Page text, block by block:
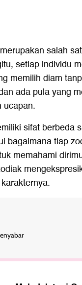
salah
setiap individu
memilih diam
ada pula yang
ucapan.
sifat berbeda
bagaimana tiap
memahami